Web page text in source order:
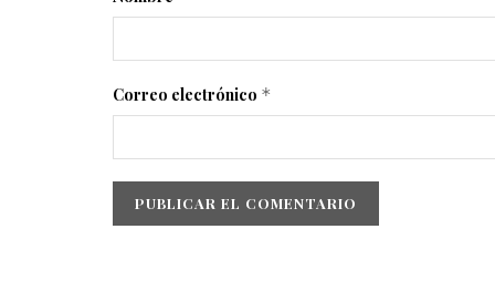
Correo electrónico *